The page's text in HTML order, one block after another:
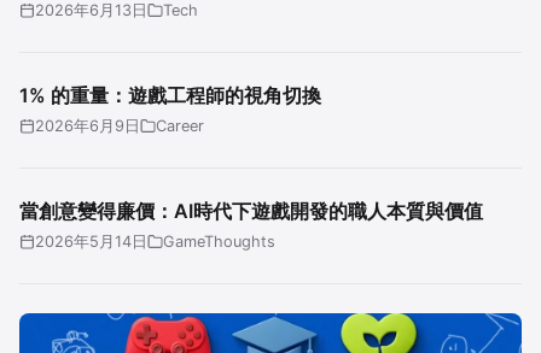
2026年6月13日 Tech
1% 的重量：遊戲工程師的視角切換
2026年6月9日 Career
當創意變得廉價：AI時代下遊戲開發的職人本質與價值
2026年5月14日 GameThoughts